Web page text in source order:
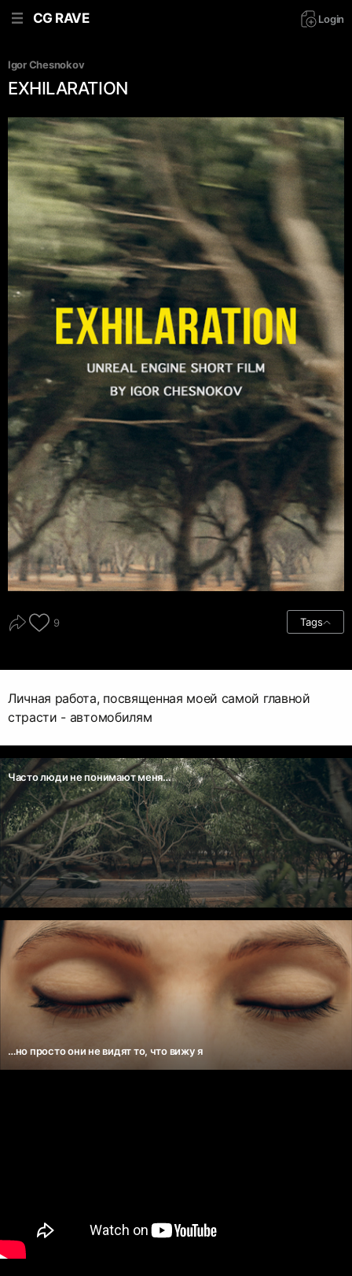
CG RAVE Login
Igor Chesnokov
EXHILARATION
9 Tags
Личная работа, посвященная моей самой главной
страсти - автомобилям
Часто люди не понимают меня…
…но просто они не видят то, что вижу я